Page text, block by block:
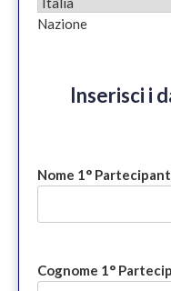
Nazione
Inserisci i
Nome 1°
Cognome 1°